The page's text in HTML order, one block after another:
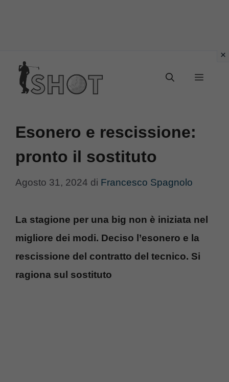
contenuto
Menu
Esonero e rescissione:
pronto il sostituto
Agosto 31, 2024 di Francesco Spagnolo
La stagione per una big non è iniziata nel
migliore dei modi. Deciso l’esonero e la
rescissione del contratto del tecnico. Si
ragiona sul sostituto